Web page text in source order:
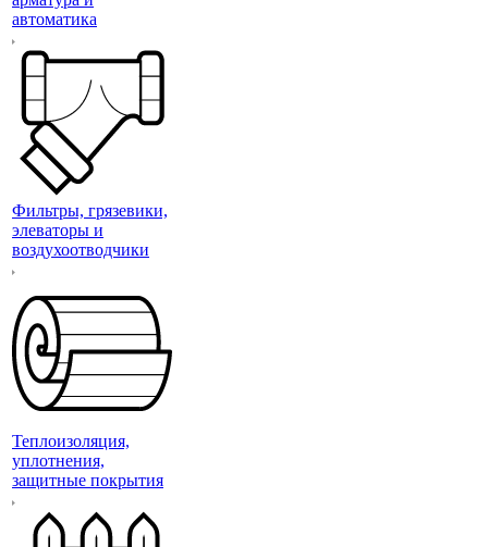
автоматика
Фильтры, грязевики,
элеваторы и
воздухоотводчики
Теплоизоляция,
уплотнения,
защитные покрытия